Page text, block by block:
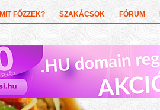
MIT FŐZZEK? SZAKÁCSOK FÓRUM